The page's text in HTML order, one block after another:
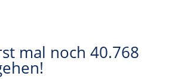
mal noch 40.768